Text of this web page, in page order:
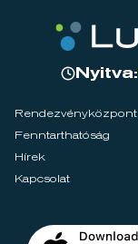
Nyitva:
Rendezvényközpont
Fenntarthatóság
Hírek
Kapcsolat